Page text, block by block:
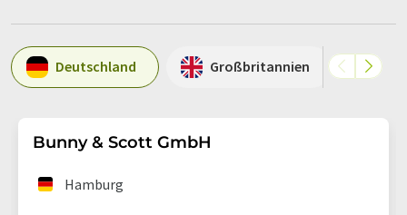
Deutschland Großbritannien
Bunny & Scott GmbH
Hamburg